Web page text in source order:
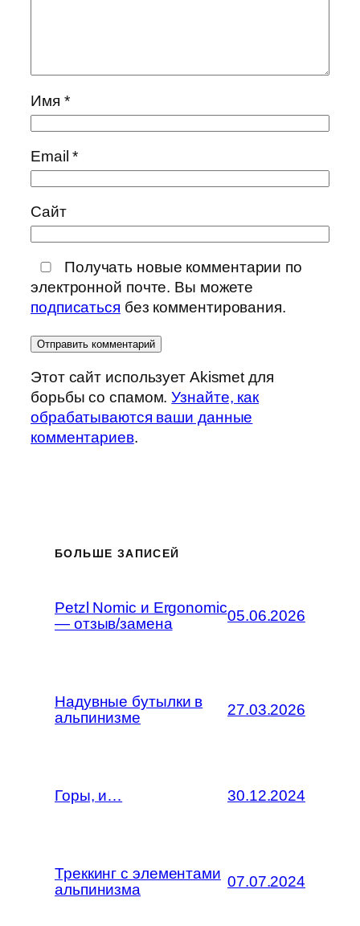
Имя *
Email*
Сайт
Получать новые комментарии по
электронной почте. Вы можете
подписаться без комментирования.
Этот сайт использует Akismet для
борьбы со спамом.Узнайте, как
обрабатываются ваши данные
комментариев.
БОЛЬШЕ ЗАПИСЕЙ
Petzl Nomic и Ergonomic
— отзыв/замена
05.06.2026
Надувные бутылки в
альпинизме
27.03.2026
Горы, и… 30.12.2024
Треккинг с элементами
альпинизма
07.07.2024